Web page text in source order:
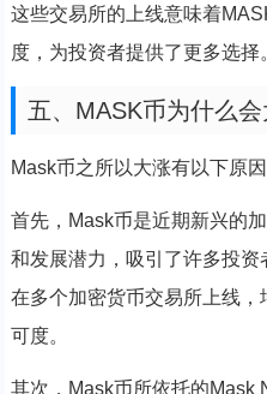
这些交易所的上线意味着
度，为投资者提供了更多选择
五、MASK币为什么会
Mask币之所以大涨有以下原因
首先，Mask币是近期新兴的
和发展潜力，吸引了许多投
在多个加密货币交易所上线
可度。
其次，Mask币所依托的Mask